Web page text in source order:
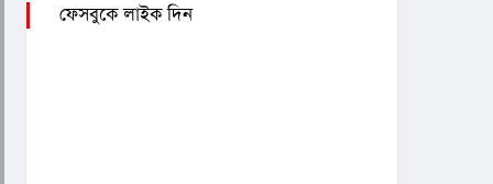
ফেসবুকে লাইক দিন